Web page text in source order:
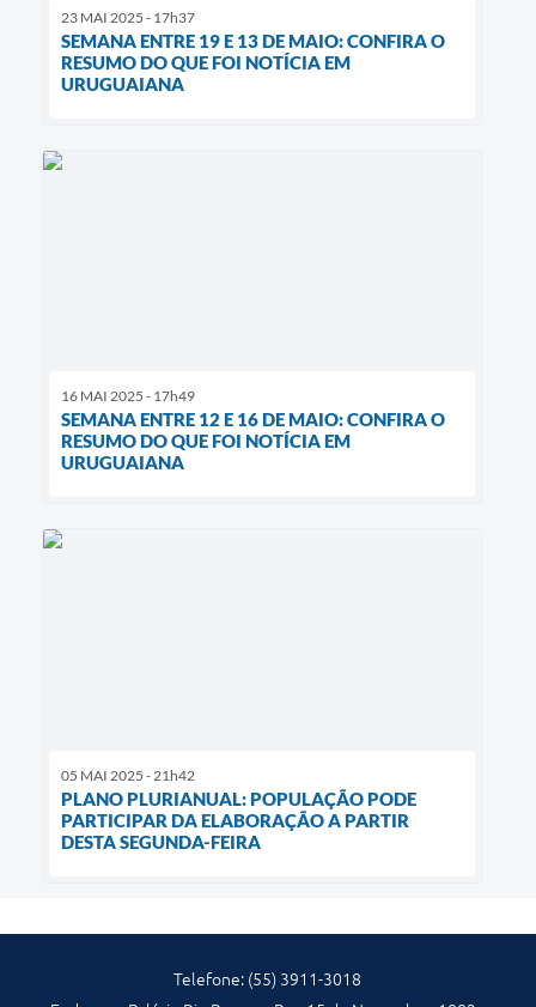
23 MAI 2025 - 17h37
SEMANA ENTRE 19 E 13 DE MAIO: CONFIRA O
RESUMO DO QUE FOI NOTÍCIA EM
URUGUAIANA
16 MAI 2025 - 17h49
SEMANA ENTRE 12 E 16 DE MAIO: CONFIRA O
RESUMO DO QUE FOI NOTÍCIA EM
URUGUAIANA
05 MAI 2025 - 21h42
PLANO PLURIANUAL: POPULAÇÃO PODE
PARTICIPAR DA ELABORAÇÃO A PARTIR
DESTA SEGUNDA-FEIRA
Telefone: (55) 3911-3018